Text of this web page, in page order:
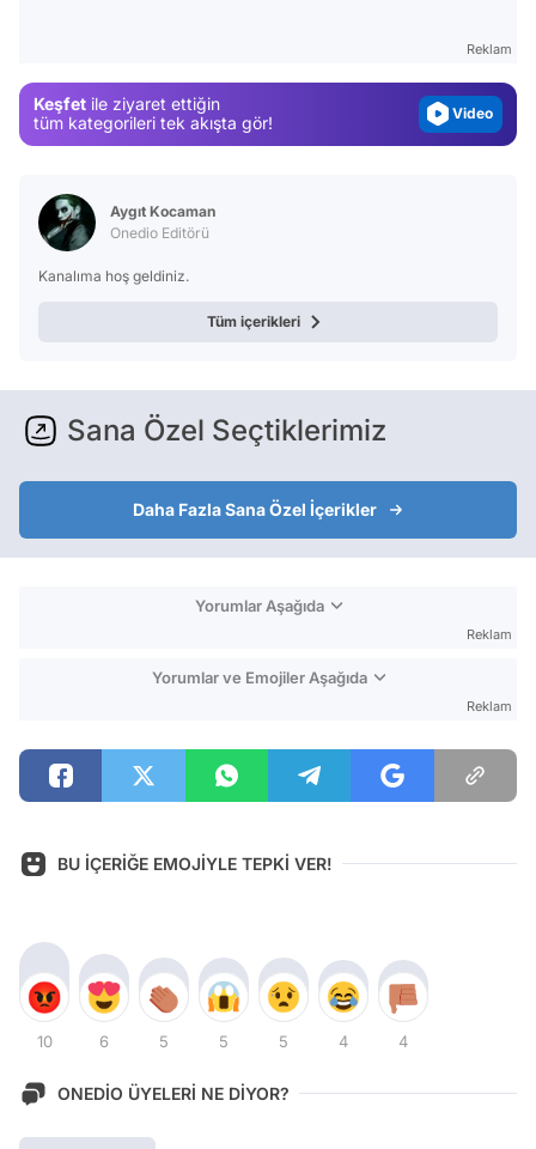
Reklam
Keşfet ile ziyaret ettiğin
tüm kategorileri tek akışta gör!
Video
Aygıt Kocaman
Onedio Editörü
Kanalıma hoş geldiniz.
Tüm içerikleri
Sana Özel Seçtiklerimiz
Daha Fazla Sana Özel İçerikler
Yorumlar Aşağıda
Reklam
Yorumlar ve Emojiler Aşağıda
Reklam
BU İÇERİĞE EMOJİYLE TEPKİ VER!
10 6 5 5 5 4 4
ONEDİO ÜYELERİ NE DİYOR?